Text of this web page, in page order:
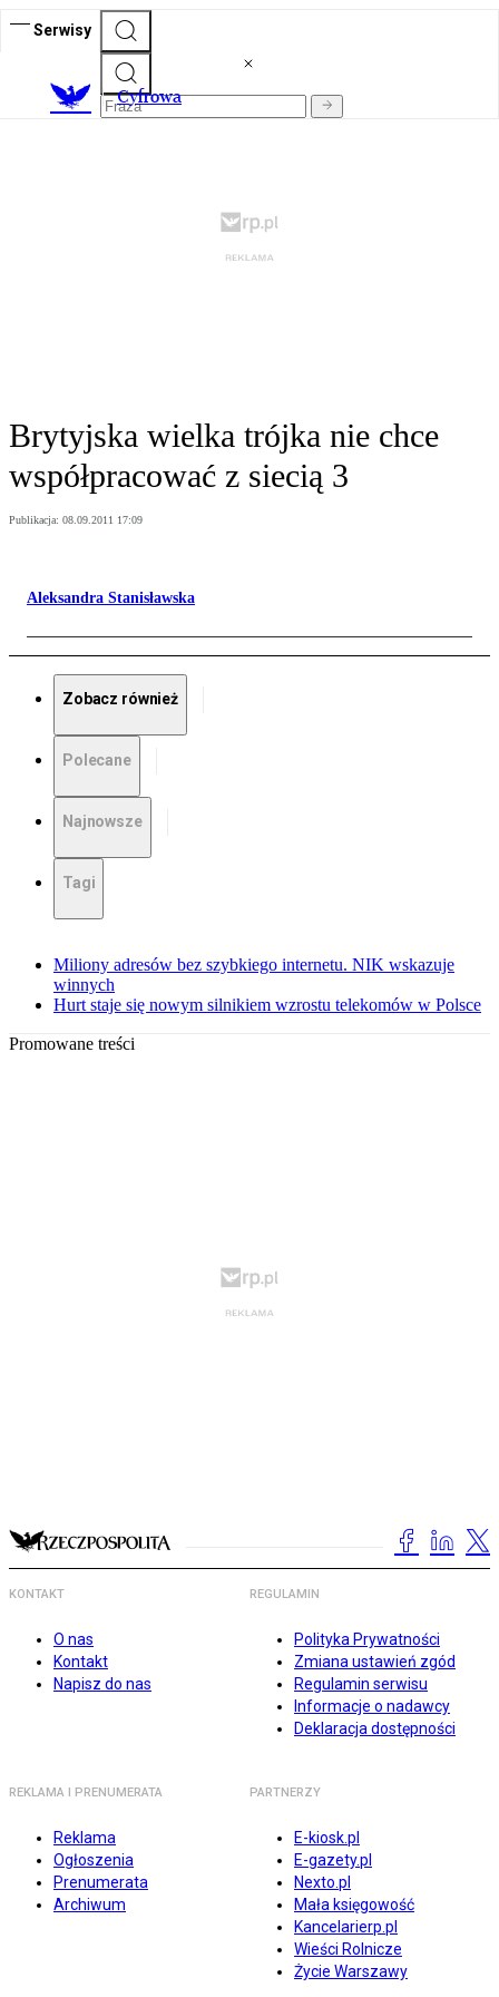
Serwisy
Cyfrowa
Brytyjska wielka trójka nie chce
współpracować z siecią 3
Publikacja: 08.09.2011 17:09
Aleksandra Stanisławska
Zobacz również
Polecane
Najnowsze
Tagi
Miliony adresów bez szybkiego internetu. NIK wskazuje
winnych
Hurt staje się nowym silnikiem wzrostu telekomów w Polsce
Promowane treści
KONTAKT
O nas
Kontakt
Napisz do nas
REGULAMIN
Polityka Prywatności
Zmiana ustawień zgód
Regulamin serwisu
Informacje o nadawcy
Deklaracja dostępności
REKLAMA I PRENUMERATA
Reklama
Ogłoszenia
Prenumerata
Archiwum
PARTNERZY
E-kiosk.pl
E-gazety.pl
Nexto.pl
Mała księgowość
Kancelarierp.pl
Wieści Rolnicze
Życie Warszawy